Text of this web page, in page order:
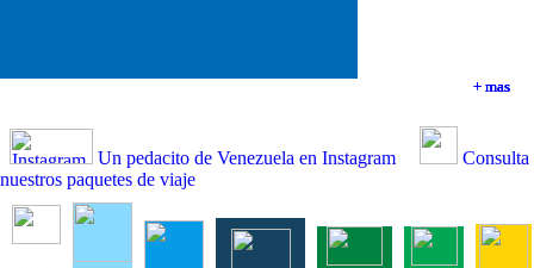
+ mas
+ mas
+ mas
+ mas
Un pedacito de Venezuela en Instagram
Consulta
nuestros paquetes de viaje